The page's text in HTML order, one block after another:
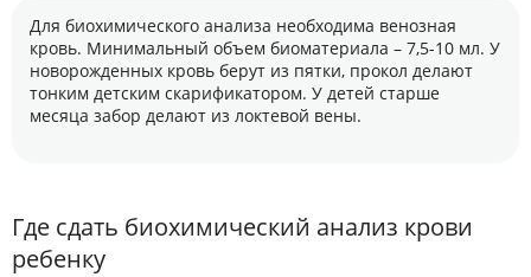
Для биохимического анализа необходима венозная
кровь. Минимальный объем биоматериала – 7,5-10 мл. У
новорожденных кровь берут из пятки, прокол делают
тонким детским скарификатором. У детей старше
месяца забор делают из локтевой вены.
Где сдать биохимический анализ крови
ребенку